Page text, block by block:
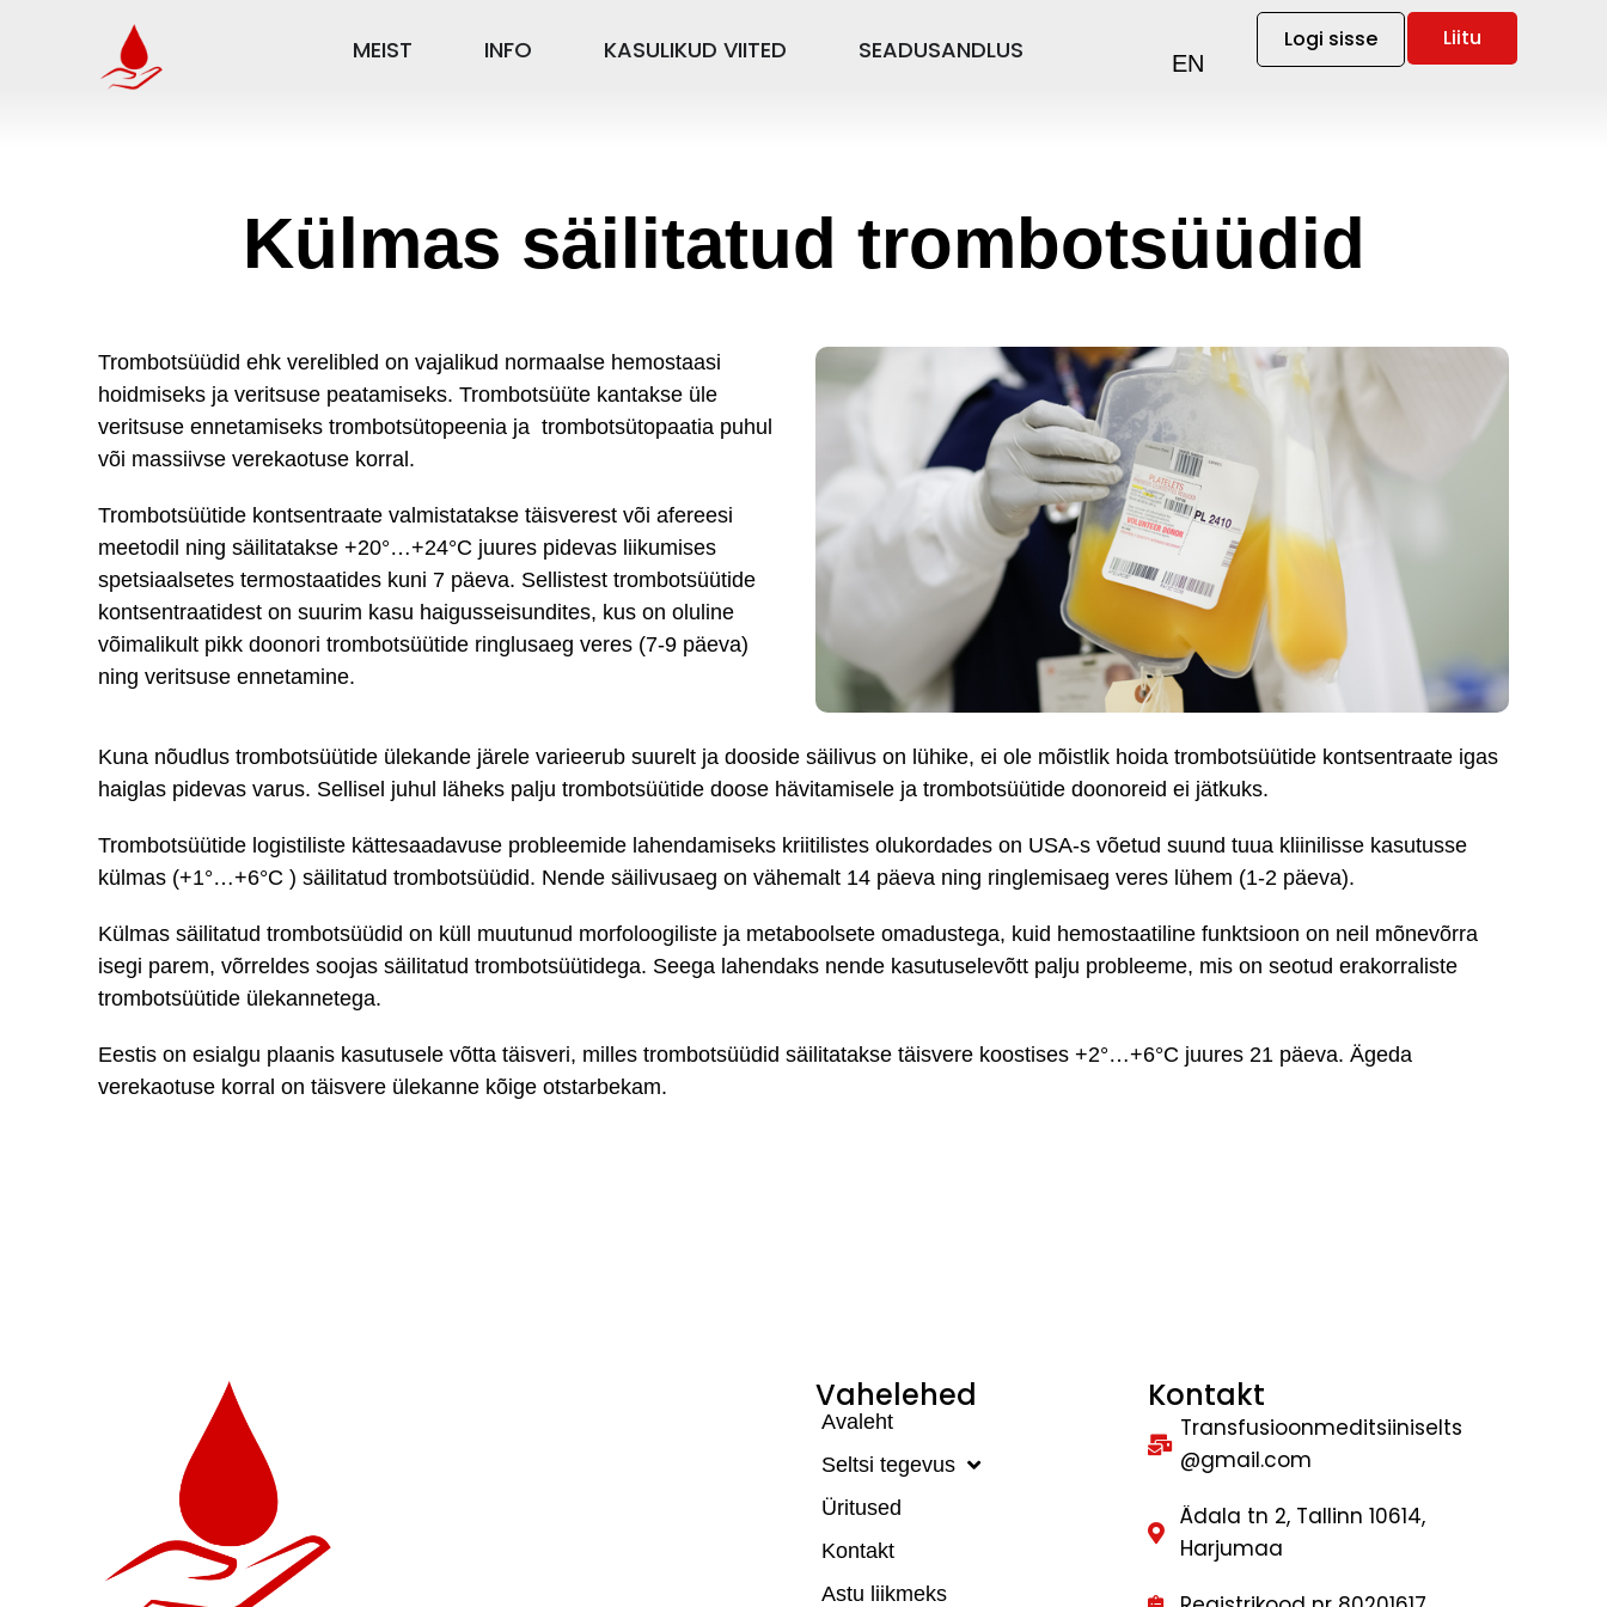
MEIST INFO KASULIKUD VIITED SEADUSANDLUS EN
Liitu
Logi sisse
Külmas säilitatud trombotsüüdid
Trombotsüüdid ehk verelibled on vajalikud normaalse hemostaasi
hoidmiseks ja veritsuse peatamiseks. Trombotsüüte kantakse üle
veritsuse ennetamiseks trombotsütopeenia ja trombotsütopaatia puhul
või massiivse verekaotuse korral.
Trombotsüütide kontsentraate valmistatakse täisverest või afereesi
meetodil ning säilitatakse +20°…+24°C juures pidevas liikumises
spetsiaalsetes termostaatides kuni 7 päeva. Sellistest trombotsüütide
kontsentraatidest on suurim kasu haigusseisundites, kus on oluline
võimalikult pikk doonori trombotsüütide ringlusaeg veres (7-9 päeva)
ning veritsuse ennetamine.
Kuna nõudlus trombotsüütide ülekande järele varieerub suurelt ja dooside säilivus on lühike, ei ole mõistlik hoida trombotsüütide kontsentraate igas
haiglas pidevas varus. Sellisel juhul läheks palju trombotsüütide doose hävitamisele ja trombotsüütide doonoreid ei jätkuks.
Trombotsüütide logistiliste kättesaadavuse probleemide lahendamiseks kriitilistes olukordades on USA-s võetud suund tuua kliinilisse kasutusse
külmas (+1°…+6°C ) säilitatud trombotsüüdid. Nende säilivusaeg on vähemalt 14 päeva ning ringlemisaeg veres lühem (1-2 päeva).
Külmas säilitatud trombotsüüdid on küll muutunud morfoloogiliste ja metaboolsete omadustega, kuid hemostaatiline funktsioon on neil mõnevõrra
isegi parem, võrreldes soojas säilitatud trombotsüütidega. Seega lahendaks nende kasutuselevõtt palju probleeme, mis on seotud erakorraliste
trombotsüütide ülekannetega.
Eestis on esialgu plaanis kasutusele võtta täisveri, milles trombotsüüdid säilitatakse täisvere koostises +2°…+6°C juures 21 päeva. Ägeda
verekaotuse korral on täisvere ülekanne kõige otstarbekam.
Vahelehed
Avaleht
Seltsi tegevus
Üritused
Kontakt
Astu liikmeks
Kontakt
Transfusioonmeditsiiniselts
@gmail.com
Ädala tn 2, Tallinn 10614,
Harjumaa